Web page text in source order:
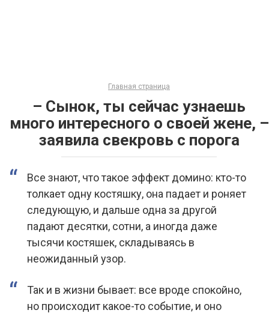
Главная страница
– Сынок, ты сейчас узнаешь
много интересного о своей жене, –
заявила свекровь с порога
Все знают, что такое эффект домино: кто-то
толкает одну костяшку, она падает и роняет
следующую, и дальше одна за другой
падают десятки, сотни, а иногда даже
тысячи костяшек, складываясь в
неожиданный узор.
Так и в жизни бывает: все вроде спокойно,
но происходит какое-то событие, и оно